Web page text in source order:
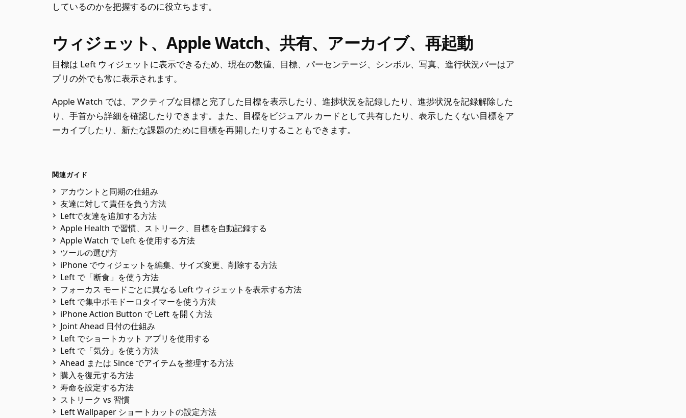
しているのかを把握するのに役立ちます。
ウィジェット、Apple Watch、共有、アーカイブ、再起動
目標は Left ウィジェットに表示できるため、現在の数値、目標、パーセンテージ、シンボル、写真、進行状況バーはア
プリの外でも常に表示されます。
Apple Watch では、アクティブな目標と完了した目標を表示したり、進捗状況を記録したり、進捗状況を記録解除した
り、手首から詳細を確認したりできます。また、目標をビジュアル カードとして共有したり、表示したくない目標をア
ーカイブしたり、新たな課題のために目標を再開したりすることもできます。
関連ガイド
アカウントと同期の仕組み
友達に対して責任を負う方法
Leftで友達を追加する方法
Apple Health で習慣、ストリーク、目標を自動記録する
Apple Watch で Left を使用する方法
ツールの選び方
iPhone でウィジェットを編集、サイズ変更、削除する方法
Left で「断食」を使う方法
フォーカス モードごとに異なる Left ウィジェットを表示する方法
Left で集中ポモドーロタイマーを使う方法
iPhone Action Button で Left を開く方法
Joint Ahead 日付の仕組み
Left でショートカット アプリを使用する
Left で「気分」を使う方法
Ahead または Since でアイテムを整理する方法
購入を復元する方法
寿命を設定する方法
ストリーク vs 習慣
Left Wallpaper ショートカットの設定方法